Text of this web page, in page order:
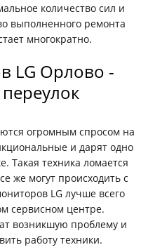
количество сил и
выполненного ремонта
многократно.
LG Орлово -
огромным спросом на
и дарят одно
Такая техника ломается
же могут происходить с
LG лучше всего
сервисном центре.
возникшую проблему и
работу техники.